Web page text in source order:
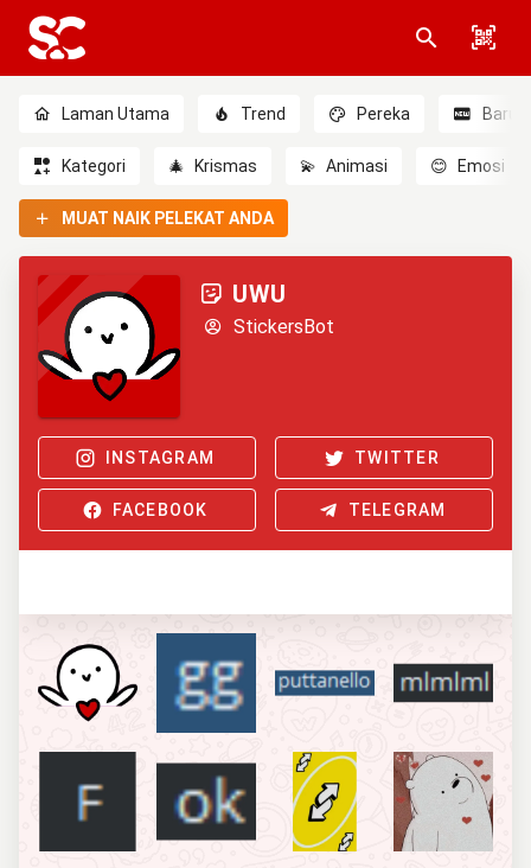
Laman Utama Trend Pereka Baru
Kategori 🎄 Krismas 💫 Animasi 😊 Emosi
MUAT NAIK PELEKAT ANDA
UWU
StickersBot
INSTAGRAM TWITTER
FACEBOOK TELEGRAM